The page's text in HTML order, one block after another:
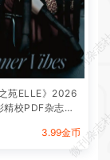
苑ELLE》2026
校PDF杂志下
3.99金币
微刊杂
微刊杂